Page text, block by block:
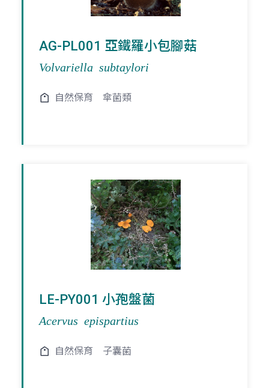
AG-PL001 亞鐵羅小包腳菇
Volvariella subtaylori
自然保育 傘菌類
LE-PY001 小孢盤菌
Acervus epispartius
自然保育 子囊菌